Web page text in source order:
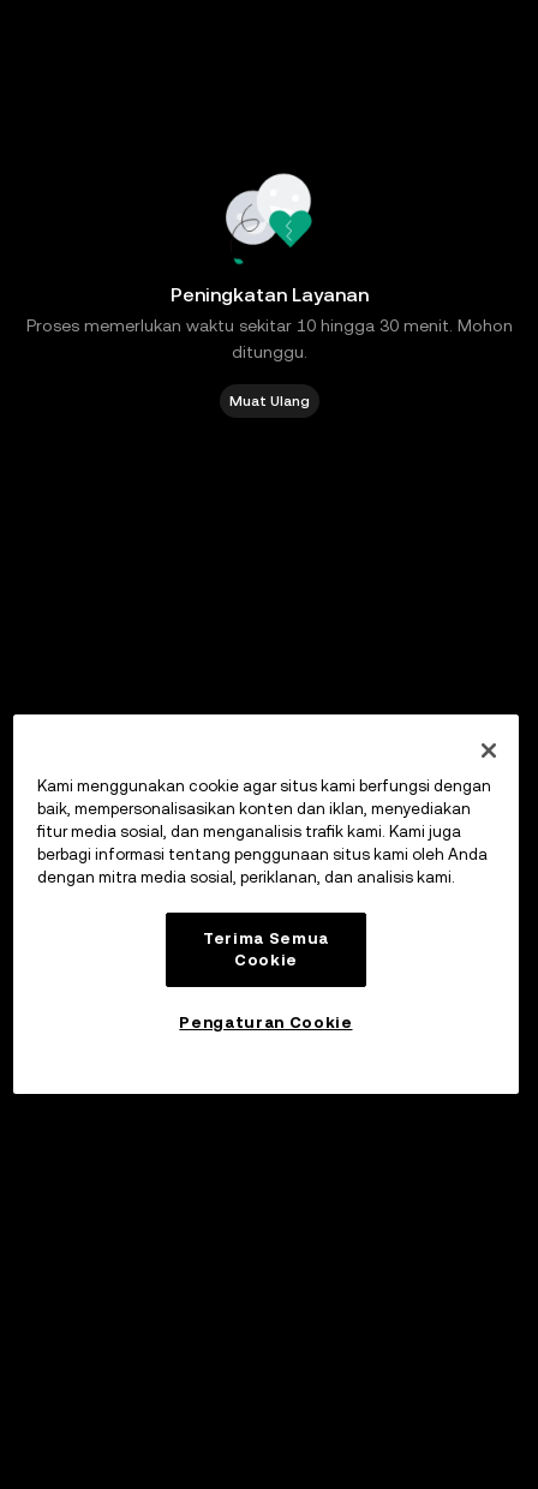
Peningkatan Layanan
Proses memerlukan waktu sekitar 10 hingga 30 menit. Mohon
ditunggu.
Muat Ulang
Kami menggunakan cookie agar situs kami berfungsi dengan
baik, mempersonalisasikan konten dan iklan, menyediakan
fitur media sosial, dan menganalisis trafik kami. Kami juga
berbagi informasi tentang penggunaan situs kami oleh Anda
dengan mitra media sosial, periklanan, dan analisis kami.
Terima Semua
Cookie
Pengaturan Cookie